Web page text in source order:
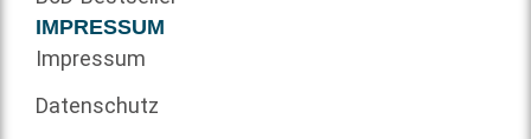
IMPRESSUM
Impressum
Datenschutz